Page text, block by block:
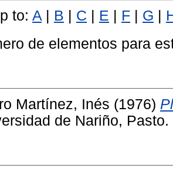
to: A B C E F G
de elementos para
Martínez, Inés (1976)
de Nariño, Pasto.